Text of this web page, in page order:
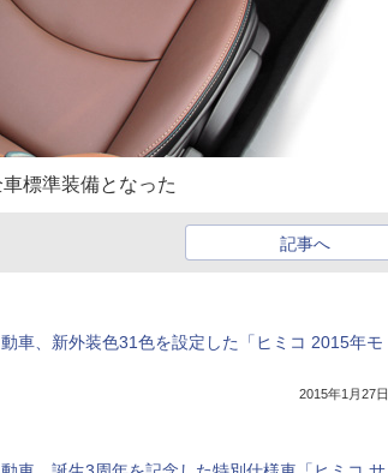
標準装備となった
記事へ
車、新外装色31色を設定した「ヒミコ 2015年モ
2015年1月27日